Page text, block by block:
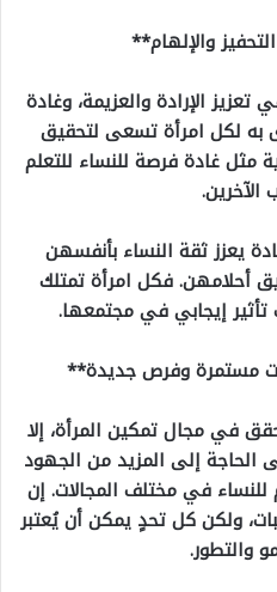
والإلهام**
الإرادة والعزيمة، وغادة
به لكل امرأة تسعى لتحقيق
مثل غادة فرصة للنساء للتعلم
الآخرين.
يعزز ثقة النساء بأنفسهن
أحلامهن. فكل امرأة تمتلك
تأثير إيجابي في مجتمعها.
مستمرة وفرص جديدة**
في مجال تمكين المرأة، إلا
الحاجة إلى المزيد من الجهود
في مختلف المجالات. إن
ولكن كل تحدٍ يمكن أن يُعتبر
والتطور.